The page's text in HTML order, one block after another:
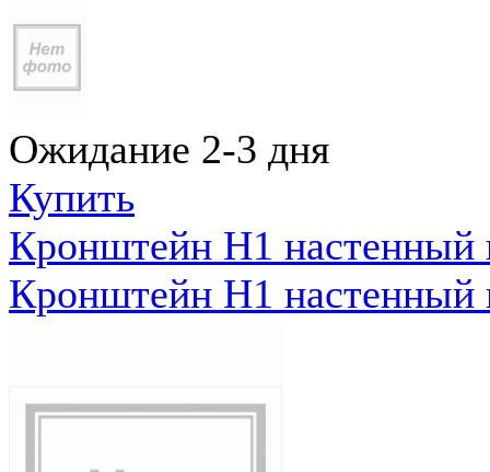
Ожидание 2-3 дня
Купить
Кронштейн Н1
Кронштейн Н1